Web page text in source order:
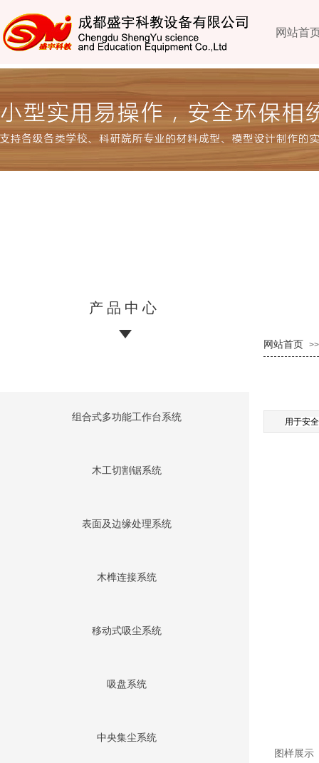
产品中心
网站首页 >>
用于安
图样展示
组合式多功能工作台系统
木工切割锯系统
表面及边缘处理系统
木榫连接系统
移动式吸尘系统
吸盘系统
中央集尘系统
网站首